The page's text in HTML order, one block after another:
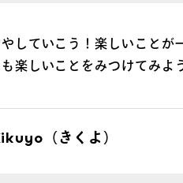
していこう！楽しいことが
楽しいことをみつけてみよ
（きくよ）